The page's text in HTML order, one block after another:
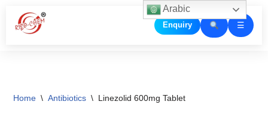
Skip
Enquiry ☰
Home \ Antibiotics \ Linezolid 600mg Tablet
Arabic